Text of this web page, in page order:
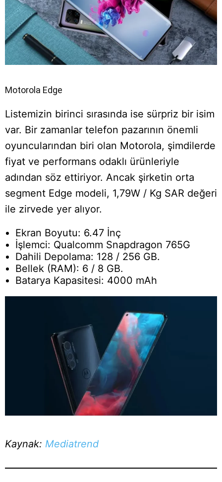
Motorola Edge
Listemizin birinci sırasında ise sürpriz bir isim
var. Bir zamanlar telefon pazarının önemli
oyuncularından biri olan Motorola, şimdilerde
fiyat ve performans odaklı ürünleriyle
adından söz ettiriyor. Ancak şirketin orta
segment Edge modeli, 1,79W / Kg SAR değeri
ile zirvede yer alıyor.
Ekran Boyutu: 6.47 İnç
İşlemci: Qualcomm Snapdragon 765G
Dahili Depolama: 128 / 256 GB.
Bellek (RAM): 6 / 8 GB.
Batarya Kapasitesi: 4000 mAh
Kaynak: Mediatrend